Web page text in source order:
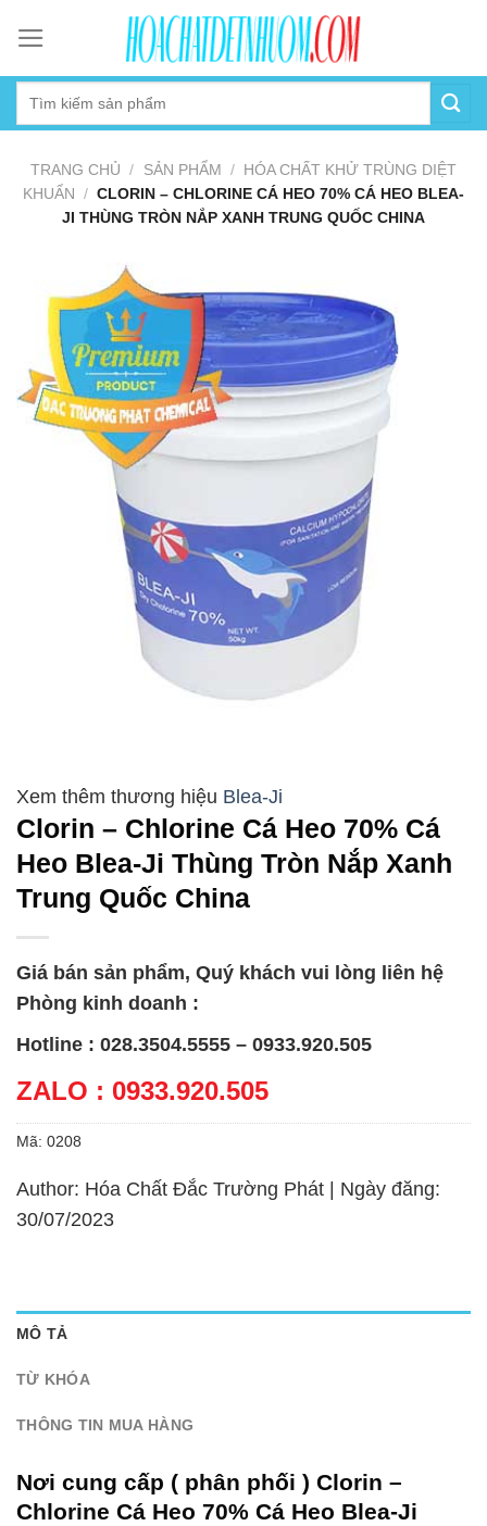
content
TRANG CHỦ / SẢN PHẨM / HÓA CHẤT KHỬ TRÙNG DIỆT
KHUẨN / CLORIN – CHLORINE CÁ HEO 70% CÁ HEO BLEA-
JI THÙNG TRÒN NẮP XANH TRUNG QUỐC CHINA
Blea-Ji
Clorin – Chlorine Cá Heo 70% Cá
Heo Blea-Ji Thùng Tròn Nắp Xanh
Trung Quốc China
Giá bán sản phẩm, Quý khách vui lòng liên hệ
Phòng kinh doanh :
Hotline : 028.3504.5555 – 0933.920.505
ZALO : 0933.920.505
Mã: 0208
Author: Hóa Chất Đắc Trường Phát | Ngày đăng:
30/07/2023
MÔ TẢ
TỪ KHÓA
THÔNG TIN MUA HÀNG
Nơi cung cấp ( phân phối ) Clorin –
Chlorine Cá Heo 70% Cá Heo Blea-Ji